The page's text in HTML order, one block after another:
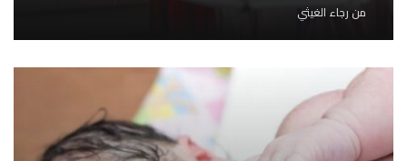
من رجاء الغيثي